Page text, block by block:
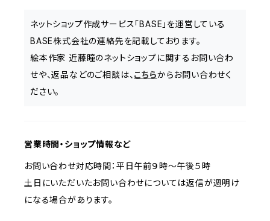
ネットショップ作成サービス「BASE」を運営している
BASE株式会社の連絡先を記載しております。
絵本作家 近藤瞳のネットショップに関するお問い合わ
せや、返品などのご相談は、 こちらからお問い合わせく
ださい。
営業時間・ショップ情報など
お問い合わせ対応時間：平日午前９時〜午後５時
土日にいただいたお問い合わせについては返信が週明け
になる場合があります。